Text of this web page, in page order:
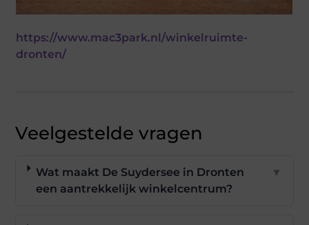
https://www.mac3park.nl/winkelruimte-
dronten/
Veelgestelde vragen
Wat maakt De Suydersee in Dronten
een aantrekkelijk winkelcentrum?
▼